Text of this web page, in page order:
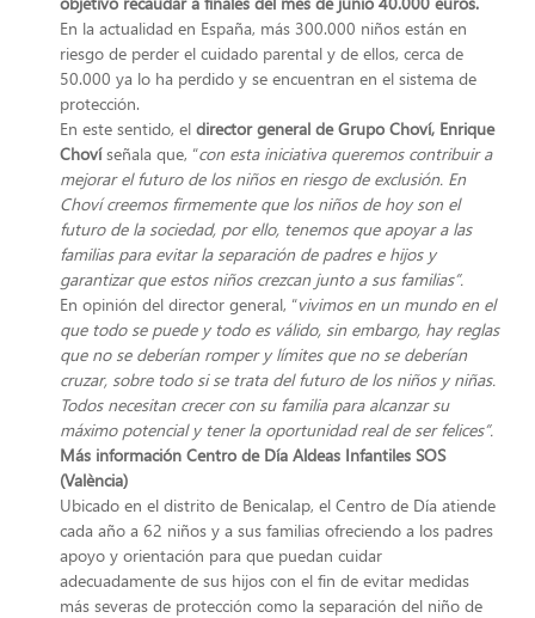
En la actualidad en España, más 300.000 niños están en
riesgo de perder el cuidado parental y de ellos, cerca de
50.000 ya lo ha perdido y se encuentran en el sistema de
protección.
En este sentido, el director general de Grupo Choví, Enrique
Chovíseñala que, “con esta iniciativa queremos contribuir a
mejorar el futuro de los niños en riesgo de exclusión. En
Choví creemos firmemente que los niños de hoy son el
futuro de la sociedad, por ello, tenemos que apoyar a las
familias para evitar la separación de padres e hijos y
garantizar que estos niños crezcan junto a sus familias”.
En opinión del director general, “vivimos en un mundo en el
que todo se puede y todo es válido, sin embargo, hay reglas
que no se deberían romper y límites que no se deberían
cruzar, sobre todo si se trata del futuro de los niños y niñas.
Todos necesitan crecer con su familia para alcanzar su
máximo potencial y tener la oportunidad real de ser felices”.
Más información Centro de Día Aldeas Infantiles SOS
(València)
Ubicado en el distrito de Benicalap, el Centro de Día atiende
cada año a 62 niños y a sus familias ofreciendo a los padres
apoyo y orientación para que puedan cuidar
adecuadamente de sus hijos con el fin de evitar medidas
más severas de protección como la separación del niño de